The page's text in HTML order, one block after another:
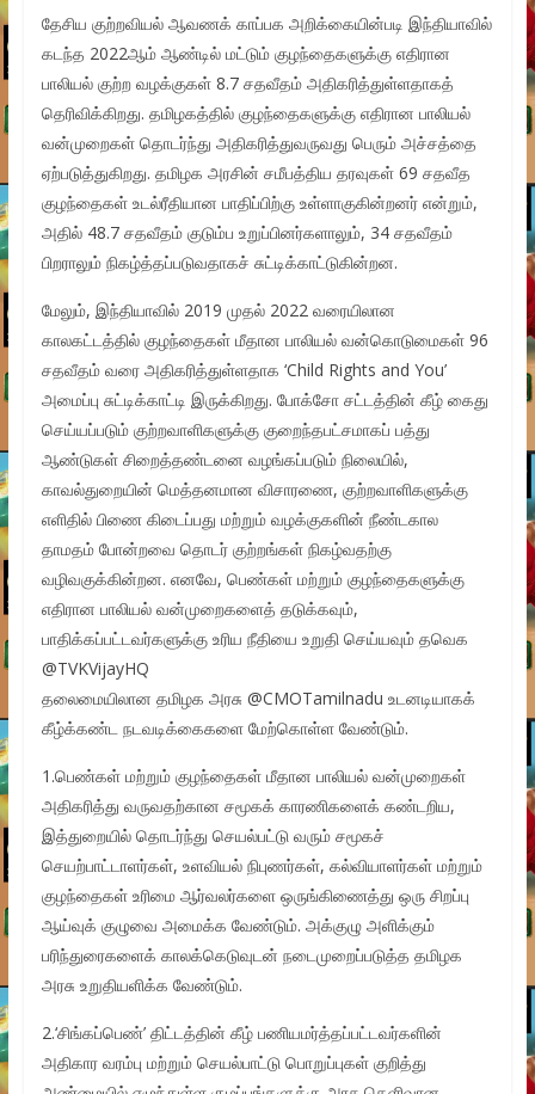
தேசிய குற்றவியல் ஆவணக் காப்பக அறிக்கையின்படி இந்தியாவில்
கடந்த 2022ஆம் ஆண்டில் மட்டும் குழந்தைகளுக்கு எதிரான
பாலியல் குற்ற வழக்குகள் 8.7 சதவீதம் அதிகரித்துள்ளதாகத்
தெரிவிக்கிறது. தமிழகத்தில் குழந்தைகளுக்கு எதிரான பாலியல்
வன்முறைகள் தொடர்ந்து அதிகரித்துவருவது பெரும் அச்சத்தை
ஏற்படுத்துகிறது. தமிழக அரசின் சமீபத்திய தரவுகள் 69 சதவீத
குழந்தைகள் உடல்ரீதியான பாதிப்பிற்கு உள்ளாகுகின்றனர் என்றும்,
அதில் 48.7 சதவீதம் குடும்ப உறுப்பினர்களாலும், 34 சதவீதம்
பிறராலும் நிகழ்த்தப்படுவதாகச் சுட்டிக்காட்டுகின்றன.
மேலும், இந்தியாவில் 2019 முதல் 2022 வரையிலான
காலகட்டத்தில் குழந்தைகள் மீதான பாலியல் வன்கொடுமைகள் 96
சதவீதம் வரை அதிகரித்துள்ளதாக ‘Child Rights and You’
அமைப்பு சுட்டிக்காட்டி இருக்கிறது. போக்சோ சட்டத்தின் கீழ் கைது
செய்யப்படும் குற்றவாளிகளுக்கு குறைந்தபட்சமாகப் பத்து
ஆண்டுகள் சிறைத்தண்டனை வழங்கப்படும் நிலையில்,
காவல்துறையின் மெத்தனமான விசாரணை, குற்றவாளிகளுக்கு
எளிதில் பிணை கிடைப்பது மற்றும் வழக்குகளின் நீண்டகால
தாமதம் போன்றவை தொடர் குற்றங்கள் நிகழ்வதற்கு
வழிவகுக்கின்றன. எனவே, பெண்கள் மற்றும் குழந்தைகளுக்கு
எதிரான பாலியல் வன்முறைகளைத் தடுக்கவும்,
பாதிக்கப்பட்டவர்களுக்கு உரிய நீதியை உறுதி செய்யவும் தவெக
@TVKVijayHQ
தலைமையிலான தமிழக அரசு @CMOTamilnadu உடனடியாகக்
கீழ்க்கண்ட நடவடிக்கைகளை மேற்கொள்ள வேண்டும்.
1.பெண்கள் மற்றும் குழந்தைகள் மீதான பாலியல் வன்முறைகள்
அதிகரித்து வருவதற்கான சமூகக் காரணிகளைக் கண்டறிய,
இத்துறையில் தொடர்ந்து செயல்பட்டு வரும் சமூகச்
செயற்பாட்டாளர்கள், உளவியல் நிபுணர்கள், கல்வியாளர்கள் மற்றும்
குழந்தைகள் உரிமை ஆர்வலர்களை ஒருங்கிணைத்து ஒரு சிறப்பு
ஆய்வுக் குழுவை அமைக்க வேண்டும். அக்குழு அளிக்கும்
பரிந்துரைகளைக் காலக்கெடுவுடன் நடைமுறைப்படுத்த தமிழக
அரசு உறுதியளிக்க வேண்டும்.
2.‘சிங்கப்பெண்’ திட்டத்தின் கீழ் பணியமர்த்தப்பட்டவர்களின்
அதிகார வரம்பு மற்றும் செயல்பாட்டு பொறுப்புகள் குறித்து